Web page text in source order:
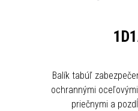
Balík tabúľ
ochrannými
priečnymi a